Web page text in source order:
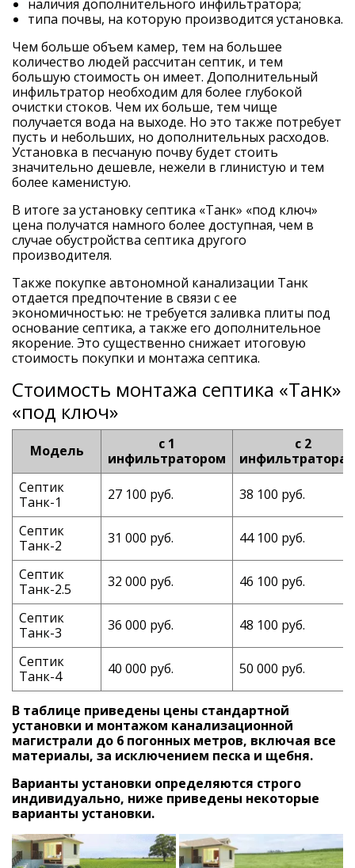
наличия дополнительного инфильтратора;
типа почвы, на которую производится установка.
Чем больше объем камер, тем на большее
количество людей рассчитан септик, и тем
большую стоимость он имеет. Дополнительный
инфильтратор необходим для более глубокой
очистки стоков. Чем их больше, тем чище
получается вода на выходе. Но это также потребует
пусть и небольших, но дополнительных расходов.
Установка в песчаную почву будет стоить
значительно дешевле, нежели в глинистую и тем
более каменистую.
В итоге за установкусептика «Танк» «под ключ»
цена получатся намного более доступная, чем в
случае обустройства септика другого
производителя.
Также покупке автономной канализации Танк
отдается предпочтение в связи с ее
экономичностью: не требуется заливка плиты под
основание септика, а также его дополнительное
якорение. Это существенно снижает итоговую
стоимость покупки и монтажа септика.
Стоимость монтажа септика «Танк»
«под ключ»
Модель
с 1
инфильтратором
с 2
Септик
Танк-1
27 100 руб. 38 100 руб.
Септик
Танк-2
31 000 руб. 44 100 руб.
Септик
Танк-2.5
32 000 руб. 46 100 руб.
Септик
Танк-3
36 000 руб. 48 100 руб.
Септик
Танк-4
40 000 руб. 50 000 руб.
В таблице приведены цены стандартной
установки и монтажом канализационной
магистрали до 6 погонных метров, включая все
материалы, за исключением песка и щебня.
Варианты установки определяются строго
индивидуально, ниже приведены некоторые
варианты установки.